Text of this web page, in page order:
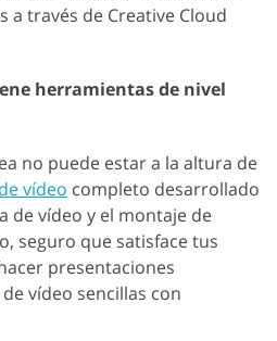
través de Creative Cloud
herramientas de nivel
no puede estar a la altura de
vídeo completo desarrollado
de vídeo y el montaje de
seguro que satisface tus
presentaciones
vídeo sencillas con